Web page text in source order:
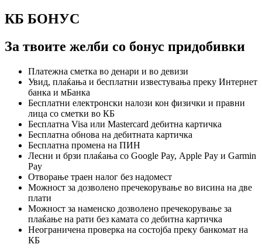
КБ БОНУС
За твоите желби со бонус придобивки
Платежна сметка во денари и во девизи
Увид, плаќања и бесплатни известувања преку Интернет
банка и мБанка
Бесплатни електронски налози кон физички и правни
лица со сметки во КБ
Бесплатна Visa или Mastercard дебитна картичка
Бесплатна обнова на дебитната картичка
Бесплатна промена на ПИН
Лесни и брзи плаќања со Google Pay, Apple Pay и Garmin
Pay
Отворање траен налог без надомест
Можност за дозволено пречекорување во висина на две
плати
Можност за наменско дозволено пречекорување за
плаќање на рати без камата со дебитна картичка
Неограничена проверка на состојба преку банкомат на
КБ